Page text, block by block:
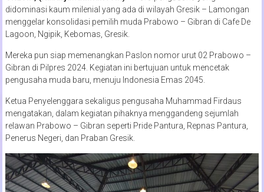
didominasi kaum milenial yang ada di wilayah Gresik – Lamongan
menggelar konsolidasi pemilih muda Prabowo – Gibran di Cafe De
Lagoon, Ngipik, Kebomas, Gresik.
Mereka pun siap memenangkan Paslon nomor urut 02 Prabowo –
Gibran di Pilpres 2024. Kegiatan ini bertujuan untuk mencetak
pengusaha muda baru, menuju Indonesia Emas 2045.
Ketua Penyelenggara sekaligus pengusaha Muhammad Firdaus
mengatakan, dalam kegiatan pihaknya menggandeng sejumlah
relawan Prabowo – Gibran seperti Pride Pantura, Repnas Pantura,
Penerus Negeri, dan Praban Gresik.